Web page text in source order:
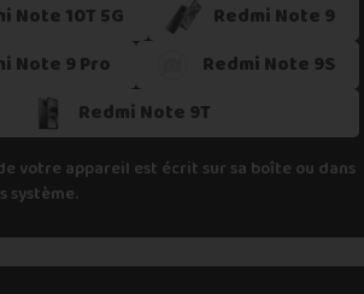
Note 10T 5G
Redmi Note 9
Note 9 Pro
Redmi Note 9S
Redmi Note 9T
votre appareil est écrit sur sa boîte ou dans
système.